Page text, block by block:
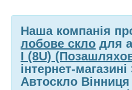
Наша компанія
лобове скло для
I (8U)
інтернет-
Автоскло Вінниця